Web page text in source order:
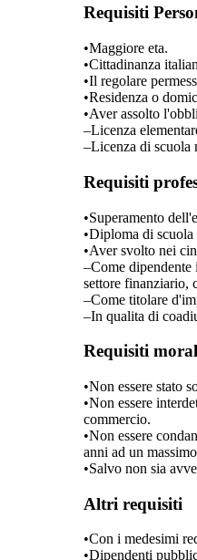
Requisiti
•Maggiore eta.
•Cittadinanza
•Il regolare
•Residenza o
•Aver assolto
–Licenza
–Licenza di scuola
Requisiti
•Superamento
•Diploma di scuola
•Aver svolto nei
–Come
settore finanziario,
–Come titolare
–In qualita di
Requisiti
•Non essere stato
•Non essere
commercio.
•Non essere
anni ad un
•Salvo non sia
Altri requisiti
•Con i medesimi
•Dipendenti